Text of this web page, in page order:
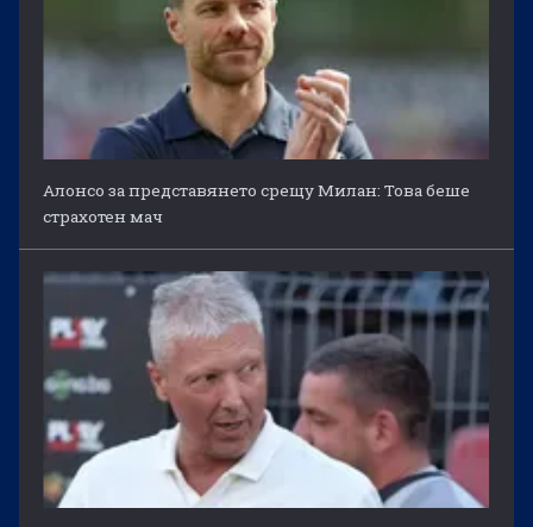
Алонсо за представянето срещу Милан: Това беше
страхотен мач